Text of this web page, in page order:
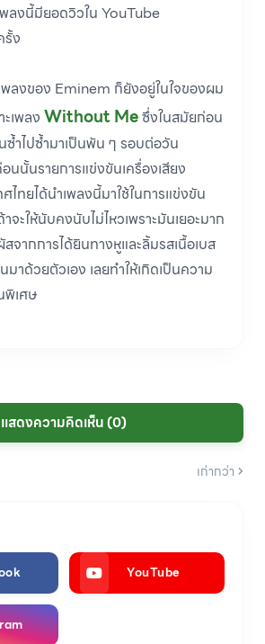
ลงนี้มียอดวิวใน YouTube
รั้ง
พลงของ Eminem ก็ยังอยู่ในใจของผม
เพลง Without Meซึ่งในสมัยก่อน
ำไปซ้ำมาเป็นพัน ๆ รอบต่อวัน
นนั้นรายการแข่งขันเครื่องเสียง
ไทยได้นำเพลงนี้มาใช้ในการแข่งขัน
จะให้นับคงนับไม่ไหวเพราะมันเยอะมาก
จากการได้ยินทางหูและลิ้มรสเนื้อเบส
มาด้วยตัวเอง เลยทำให้เกิดเป็นความ
พิเศษ
แสดงความคิดเห็น (0)
เก่ากว่า
YouTube